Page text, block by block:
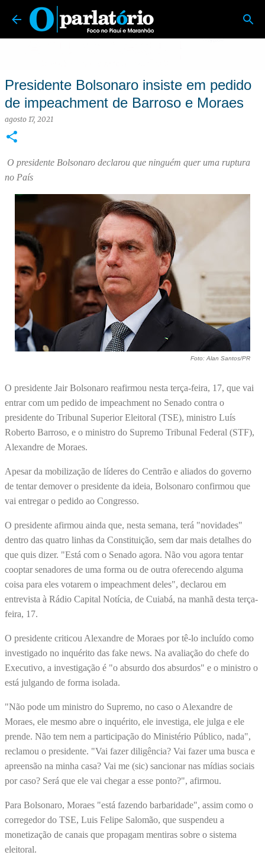
Pular para o conteúdo principal
O Parlatório | Foco no Piauí e Maranhão
Presidente Bolsonaro insiste em pedido
de impeachment de Barroso e Moraes
agosto 17, 2021
O presidente Bolsonaro declarou que ninguém quer uma ruptura
no País
Foto: Alan Santos/PR
O presidente Jair Bolsonaro reafirmou nesta terça-feira, 17, que vai
entrar com um pedido de impeachment no Senado contra o
presidente do Tribunal Superior Eleitoral (TSE), ministro Luís
Roberto Barroso, e o ministro do Supremo Tribunal Federal (STF),
Alexandre de Moraes.
Apesar da mobilização de líderes do Centrão e aliados do governo
de tentar demover o presidente da ideia, Bolsonaro confirmou que
vai entregar o pedido ao Congresso.
O presidente afirmou ainda que, nesta semana, terá "novidades"
dentro das quatro linhas da Constituição, sem dar mais detalhes do
que quis dizer. "Está com o Senado agora. Não vou agora tentar
cooptar senadores de uma forma ou de outra oferecendo alguma
coisa para eles votarem o impeachment deles", declarou em
entrevista à Rádio Capital Notícia, de Cuiabá, na manhã desta terça-
feira, 17.
O presidente criticou Alexandre de Moraes por tê-lo incluído como
investigado no inquérito das fake news. Na avaliação do chefe do
Executivo, a investigação é "o absurdo dos absurdos" e o ministro o
está julgando de forma isolada.
"Não pode um ministro do Supremo, no caso o Alexandre de
Moraes, ele mesmo abre o inquérito, ele investiga, ele julga e ele
prende. Não tem nem a participação do Ministério Público, nada",
reclamou o presidente. "Vai fazer diligência? Vai fazer uma busca e
apreensão na minha casa? Vai me (sic) sancionar nas mídias sociais
por caso? Será que ele vai chegar a esse ponto?", afirmou.
Para Bolsonaro, Moraes "está fazendo barbaridade", assim como o
corregedor do TSE, Luis Felipe Salomão, que suspendeu a
monetização de canais que propagam mentiras sobre o sistema
eleitoral.